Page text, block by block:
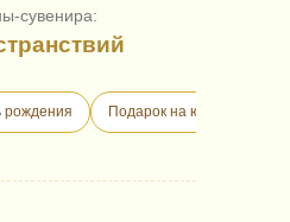
сувенира:
рождения Подарок на юбилей